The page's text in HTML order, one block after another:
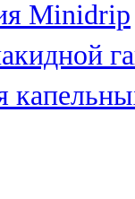
Minidrip